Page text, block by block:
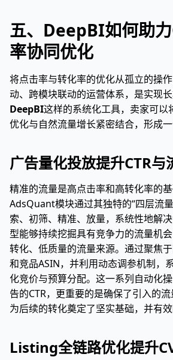
五、DeepBI如何助
率协同优化
将点击率与转化率的优化从孤立的操
动、跨模块联动的运营体系，是实现
DeepBI这样的系统化工具，卖家可
优化与自然流量增长紧密结合，形成一
广告量化投放提升CTR与
精准的流量是高点击率和高转化率的基
AdsQuant模块通过其独特的“四层流
索、初筛、精准、放量，系统性地解
型能够持续挖掘具有竞争力的流量机
转化、低质量的流量来源。通过聚焦
和竞品ASIN，并利用动态调参机制，
化竞价与预算分配。这一系列自动化
告的CTR，更重要的是确保了引入的流
为后续的转化奠定了坚实基础，并有效
Listing全链路优化提升